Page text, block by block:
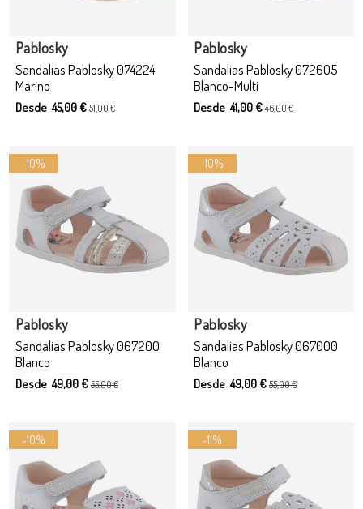
Sandalias Pablosky 074224
Marino
Pablosky
Desde 45,00 €51,00 €
Sandalias Pablosky 072605
Blanco-Multi
Pablosky
Desde 41,00 €46,00 €
-10%
Sandalias Pablosky 067200
Blanco
Pablosky
Desde 49,00 €55,00 €
-10%
Sandalias Pablosky 067000
Blanco
Pablosky
Desde 49,00 € 55,00 €
-10% -11%